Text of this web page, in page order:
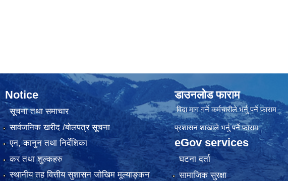
Notice
सूचना तथा समाचार
सार्वजनिक खरीद /बोलपत्र सूचना
एन, कानुन तथा निर्देशिका
कर तथा शुल्कहरु
स्थानीय तह वित्तीय सुशासन जोखिम मूल्याङ्कन
डाउनलोड फाराम
विदा माग गर्ने कर्मचारीले भर्नु पर्ने फाराम
प्रशासन शाखाले भर्नु पर्ने फाराम
eGov services
घटना दर्ता
सामाजिक सुरक्षा